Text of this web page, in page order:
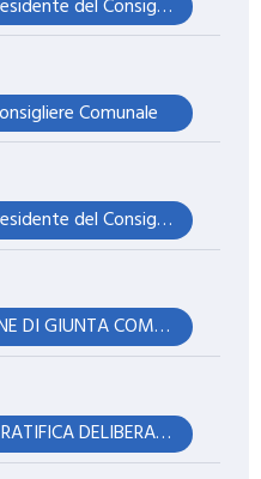
Massimo CARRARA - Presidente del Consiglio
Comunale
Massimo CARRARA - Presidente del Consiglio
RATIFICA DELIBERAZIONE DI GIUNTA COMUNALE N°. 56 IN DATA 20.04.2026, AVENTE AD OGGETTO: "VARIAZIONE IN VIA D'URGENZA AL BILANCIO DI PREVISIONE 2026/2028, DI COMPETENZA E DI CASSA, AI SENSI DELL'ART. 175, C.4, DEL TUEL (NR. 5)".
Immediata eseguibilità RATIFICA DELIBERAZIONE DI GIUNTA COMUNALE N°. 56 IN DATA 20.04.2026, AVENTE AD OGGETTO: "VARIAZIONE IN VIA D'URGENZA AL BILANCIO DI PREVISIONE 2026/2028, DI COMPETENZA E DI CASSA, AI SENSI DELL'ART. 175, C.4, DEL TUEL (NR. 5)".